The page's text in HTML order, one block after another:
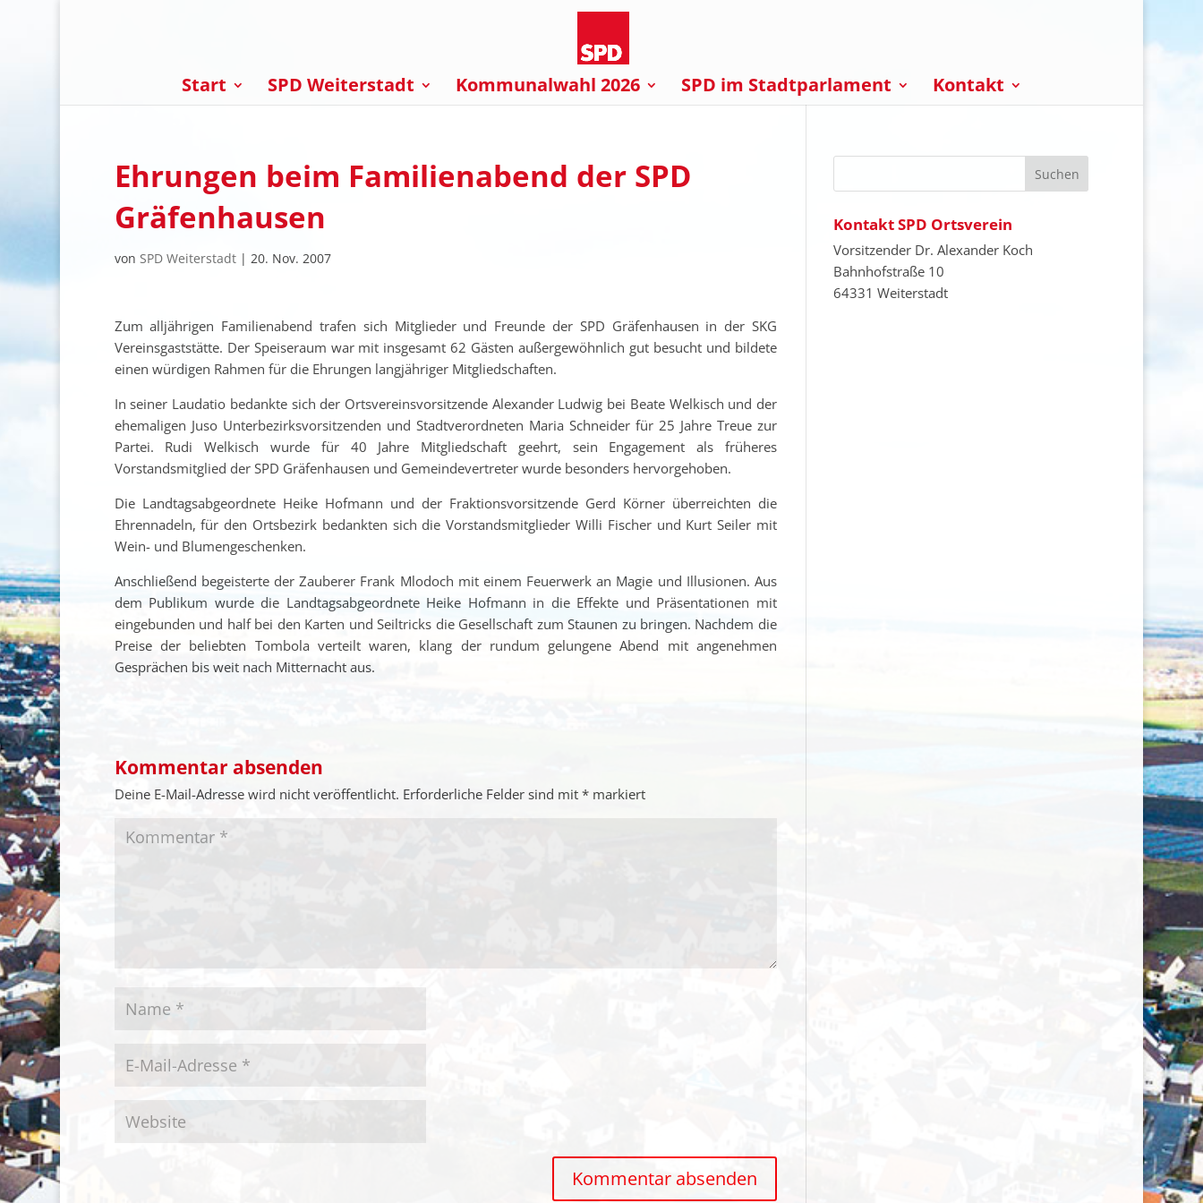
Start SPD Weiterstadt Kommunalwahl 2026 SPD im Stadtparlament Kontakt
Ehrungen beim Familienabend der SPD
Gräfenhausen
von SPD Weiterstadt| 20. Nov. 2007
Zum alljährigen Familienabend trafen sich Mitglieder und Freunde der SPD Gräfenhausen in der SKG
Vereinsgaststätte. Der Speiseraum war mit insgesamt 62 Gästen außergewöhnlich gut besucht und bildete
einen würdigen Rahmen für die Ehrungen langjähriger Mitgliedschaften.
In seiner Laudatio bedankte sich der Ortsvereinsvorsitzende Alexander Ludwig bei Beate Welkisch und der
ehemaligen Juso Unterbezirksvorsitzenden und Stadtverordneten Maria Schneider für 25 Jahre Treue zur
Partei. Rudi Welkisch wurde für 40 Jahre Mitgliedschaft geehrt, sein Engagement als früheres
Vorstandsmitglied der SPD Gräfenhausen und Gemeindevertreter wurde besonders hervorgehoben.
Die Landtagsabgeordnete Heike Hofmann und der Fraktionsvorsitzende Gerd Körner überreichten die
Ehrennadeln, für den Ortsbezirk bedankten sich die Vorstandsmitglieder Willi Fischer und Kurt Seiler mit
Wein- und Blumengeschenken.
Anschließend begeisterte der Zauberer Frank Mlodoch mit einem Feuerwerk an Magie und Illusionen. Aus
dem Publikum wurde die Landtagsabgeordnete Heike Hofmann in die Effekte und Präsentationen mit
eingebunden und half bei den Karten und Seiltricks die Gesellschaft zum Staunen zu bringen. Nachdem die
Preise der beliebten Tombola verteilt waren, klang der rundum gelungene Abend mit angenehmen
Gesprächen bis weit nach Mitternacht aus.
Kommentar absenden
Deine E-Mail-Adresse wird nicht veröffentlicht. Erforderliche Felder sind mit *markiert
Kontakt SPD Ortsverein
Vorsitzender Dr. Alexander Koch
Bahnhofstraße 10
64331 Weiterstadt